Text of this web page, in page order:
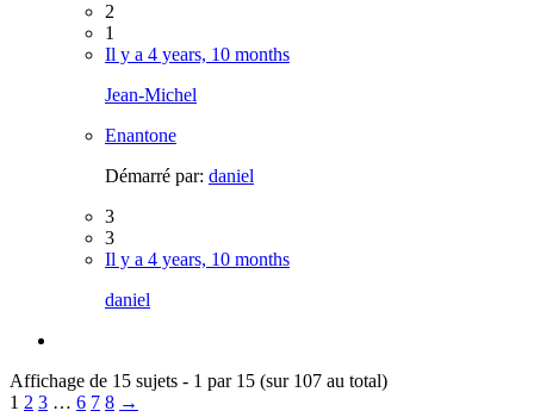
2
1
Il y a 4 years, 10 months
Jean-Michel
Enantone
Démarré par: daniel
3
3
Il y a 4 years, 10 months
daniel
Affichage de 15 sujets - 1 par 15 (sur 107 au total)
1 2 3 … 6 7 8 →